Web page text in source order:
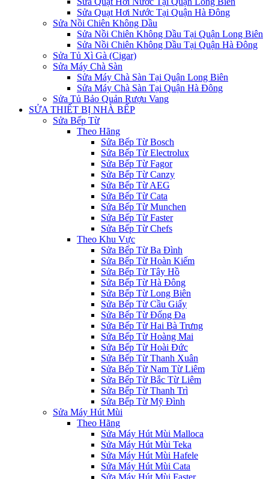
Sửa Quạt Hơi Nước Tại Quận Hà Đông
Sửa Nồi Chiên Không Dầu
Sửa Nồi Chiên Không Dầu Tại Quận Long Biên
Sửa Nồi Chiên Không Dầu Tại Quận Hà Đông
Sửa Tủ Xì Gà (Cigar)
Sửa Máy Chà Sàn
Sửa Máy Chà Sàn Tại Quận Long Biên
Sửa Máy Chà Sàn Tại Quận Hà Đông
Sửa Tủ Bảo Quản Rượu Vang
SỬA THIẾT BỊ NHÀ BẾP
Sửa Bếp Từ
Theo Hãng
Sửa Bếp Từ Bosch
Sửa Bếp Từ Electrolux
Sửa Bếp Từ Fagor
Sửa Bếp Từ Canzy
Sửa Bếp Từ AEG
Sửa Bếp Từ Cata
Sửa Bếp Từ Munchen
Sửa Bếp Từ Faster
Sửa Bếp Từ Chefs
Theo Khu Vực
Sửa Bếp Từ Ba Đình
Sửa Bếp Từ Hoàn Kiếm
Sửa Bếp Từ Tây Hồ
Sửa Bếp Từ Hà Đông
Sửa Bếp Từ Long Biên
Sửa Bếp Từ Cầu Giấy
Sửa Bếp Từ Đống Đa
Sửa Bếp Từ Hai Bà Trưng
Sửa Bếp Từ Hoàng Mai
Sửa Bếp Từ Hoài Đức
Sửa Bếp Từ Thanh Xuân
Sửa Bếp Từ Nam Từ Liêm
Sửa Bếp Từ Bắc Từ Liêm
Sửa Bếp Từ Thanh Trì
Sửa Bếp Từ Mỹ Đình
Sửa Máy Hút Mùi
Theo Hãng
Sửa Máy Hút Mùi Malloca
Sửa Máy Hút Mùi Teka
Sửa Máy Hút Mùi Hafele
Sửa Máy Hút Mùi Cata
Sửa Máy Hút Mùi Faster